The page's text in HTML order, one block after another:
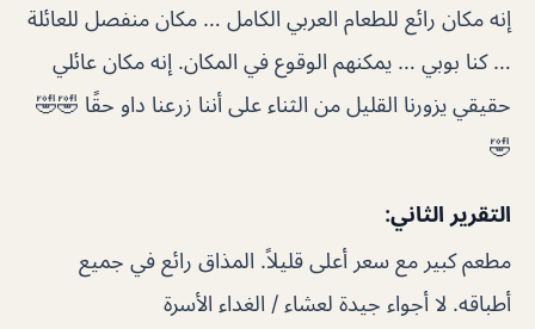
إنه مكان رائع للطعام العربي الكامل … مكان منفصل للعائلة
… كنا بوبي … يمكنهم الوقوع في المكان. إنه مكان عائلي
حقيقي يزورنا القليل من الثناء على أننا زرعنا داو حقًا 🤣🤣
🤣
التقرير الثاني:
مطعم كبير مع سعر أعلى قليلاً. المذاق رائع في جميع
أطباقه. لا أجواء جيدة لعشاء / الغداء الأسرة